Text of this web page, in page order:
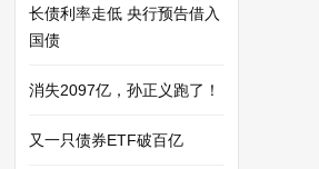
长债利率走低 央行预告借入
国债
消失2097亿，孙正义跑了！
又一只债券ETF破百亿